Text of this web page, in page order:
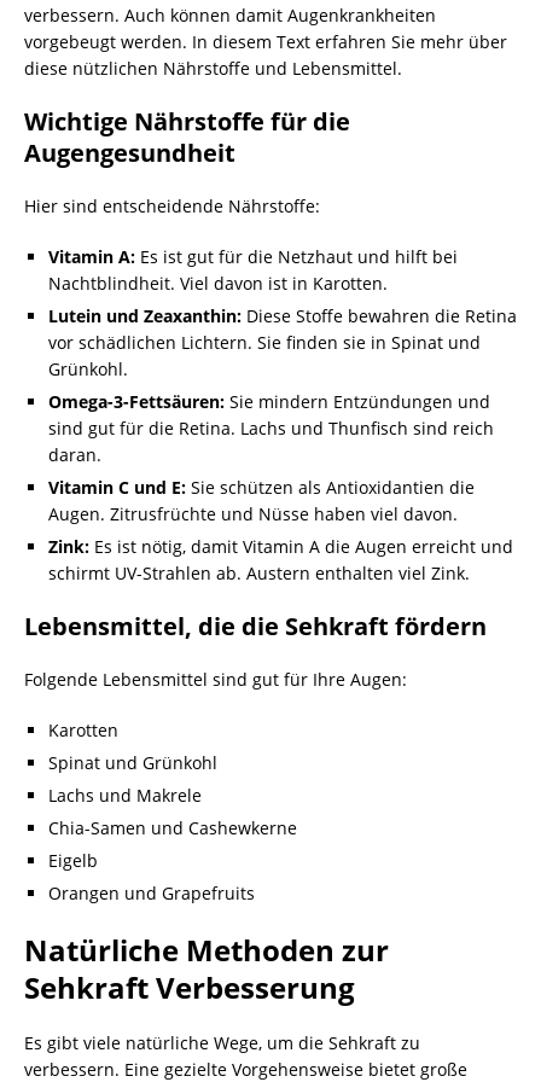
verbessern. Auch können damit Augenkrankheiten
vorgebeugt werden. In diesem Text erfahren Sie mehr über
diese nützlichen Nährstoffe und Lebensmittel.
Wichtige Nährstoffe für die
Augengesundheit
Hier sind entscheidende Nährstoffe:
Vitamin A: Es ist gut für die Netzhaut und hilft bei
Nachtblindheit. Viel davon ist in Karotten.
Lutein und Zeaxanthin: Diese Stoffe bewahren die Retina
vor schädlichen Lichtern. Sie finden sie in Spinat und
Grünkohl.
Omega-3-Fettsäuren: Sie mindern Entzündungen und
sind gut für die Retina. Lachs und Thunfisch sind reich
daran.
Vitamin C und E: Sie schützen als Antioxidantien die
Augen. Zitrusfrüchte und Nüsse haben viel davon.
Zink: Es ist nötig, damit Vitamin A die Augen erreicht und
schirmt UV-Strahlen ab. Austern enthalten viel Zink.
Lebensmittel, die die Sehkraft fördern
Folgende Lebensmittel sind gut für Ihre Augen:
Karotten
Spinat und Grünkohl
Lachs und Makrele
Chia-Samen und Cashewkerne
Eigelb
Orangen und Grapefruits
Natürliche Methoden zur
Sehkraft Verbesserung
Es gibt viele natürliche Wege, um die Sehkraft zu
verbessern. Eine gezielte Vorgehensweise bietet große